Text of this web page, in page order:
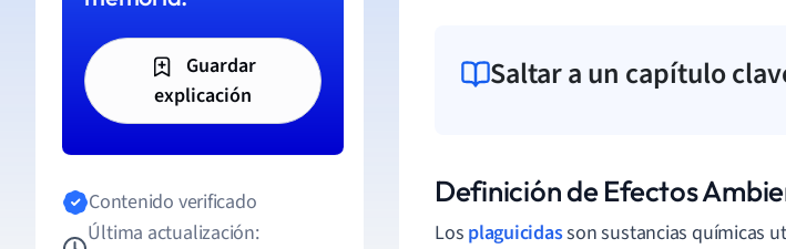
Guardar
explicación
Contenido verificado
Última actualización:
Saltar a un capítulo
Definición de Efectos
Los plaguicidasson sustancias químicas